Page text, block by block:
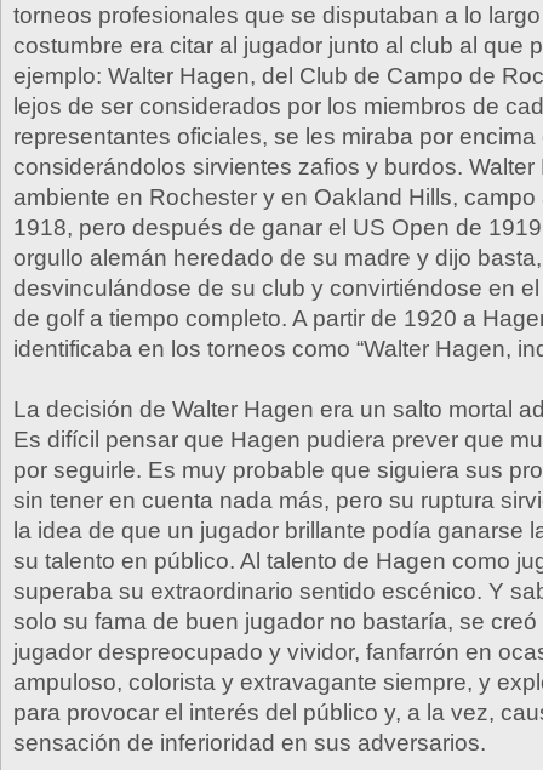
torneos profesionales que se disputaban a lo
costumbre era citar al jugador junto al club al que
ejemplo: Walter Hagen, del Club de Campo de
lejos de ser considerados por los miembros de
representantes oficiales, se les miraba por encima
considerándolos sirvientes zafios y burdos.
ambiente en Rochester y en Oakland Hills,
1918, pero después de ganar el US Open de
orgullo alemán heredado de su madre y dijo basta,
desvinculándose de su club y convirtiéndose en
de golf a tiempo completo. A partir de 1920 a
identificaba en los torneos como “Walter Hagen,
La decisión de Walter Hagen era un salto mortal
Es difícil pensar que Hagen pudiera prever que
por seguirle. Es muy probable que siguiera sus
sin tener en cuenta nada más, pero su ruptura
la idea de que un jugador brillante podía ganarse
su talento en público. Al talento de Hagen como
superaba su extraordinario sentido escénico. Y
solo su fama de buen jugador no bastaría, se
jugador despreocupado y vividor, fanfarrón en
ampuloso, colorista y extravagante siempre, y
para provocar el interés del público y, a la vez,
sensación de inferioridad en sus adversarios.